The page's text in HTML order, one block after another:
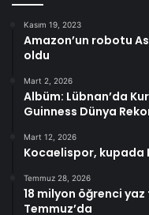
Kasım 19, 2023
Amazon’un robotu
oldu
Mart 2, 2026
Albüm: Lübnan’da
Guinness Dünya
Mart 12, 2026
Kocaelispor, kupada
Temmuz 28, 2026
18 milyon öğrenci yaz
Temmuz’da